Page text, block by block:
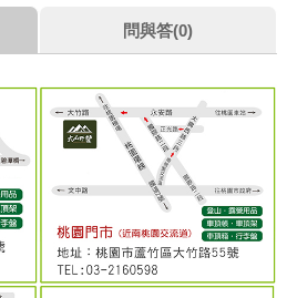
問與答(0)